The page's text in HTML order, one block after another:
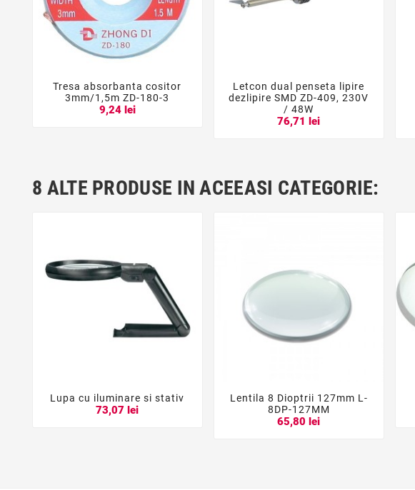
  
Tresa absorbanta cositor
3mm/1,5m ZD-180-3
9,24 lei
  
Letcon dual penseta lipire
dezlipire SMD ZD-409, 230V
/ 48W
76,71 lei
8 ALTE PRODUSE IN ACEEASI CATEGORIE:

Lupa cu iluminare si stativ
73,07 lei   
Lentila 8 Dioptrii 127mm L-
8DP-127MM
65,80 lei